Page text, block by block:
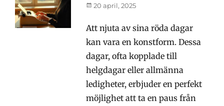
Publicerad
20 april, 2025
Att njuta av sina röda dagar
kan vara en konstform. Dessa
dagar, ofta kopplade till
helgdagar eller allmänna
ledigheter, erbjuder en perfekt
möjlighet att ta en paus från